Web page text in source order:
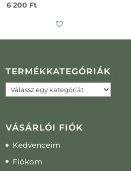
6 200 Ft
TERMÉKKATEGÓRIÁK
VÁSÁRLÓI FIÓK
Kedvenceim
Fiókom
Subtotal